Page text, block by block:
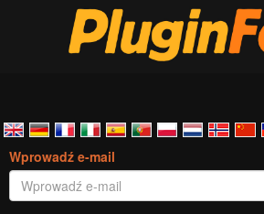
Wprowadź e-mail